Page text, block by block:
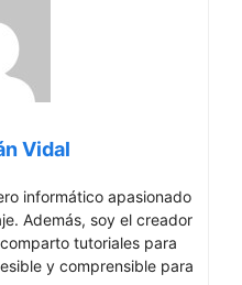
Vidal
informático apasionado
Además, soy el creador
tutoriales para
y comprensible para